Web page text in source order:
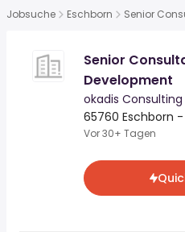
Jobsuche Eschborn Senior
Senior
Development
okadis Consulting
65760 Eschborn
Vor 30+ Tagen